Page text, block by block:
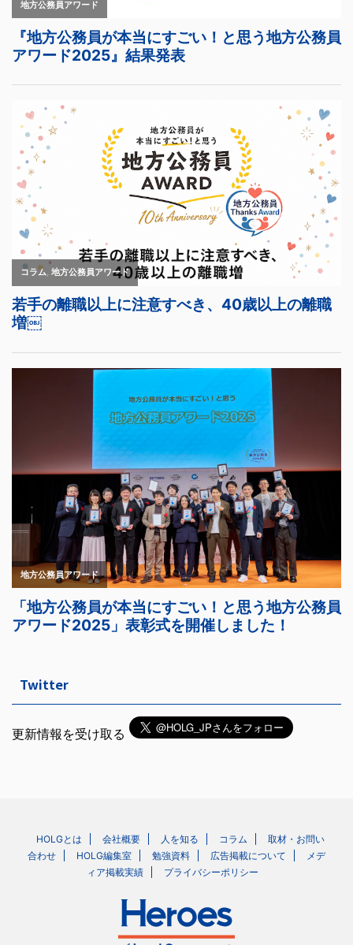
Twitter
更新情報を受け取る
HOLGとは 会社概要 人を知る コラム
取材・お問い
合わせ
HOLG編集室 勉強資料 広告掲載について
メデ
ィア掲載実績
プライバシーポリシー